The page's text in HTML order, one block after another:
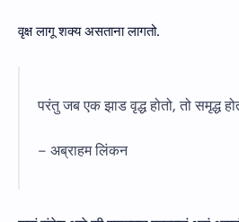
वृक्ष लागू शक्य असताना लागतो.
परंतु जब एक झाड वृद्ध होतो, तो समृद्ध
– अब्राहम लिंकन